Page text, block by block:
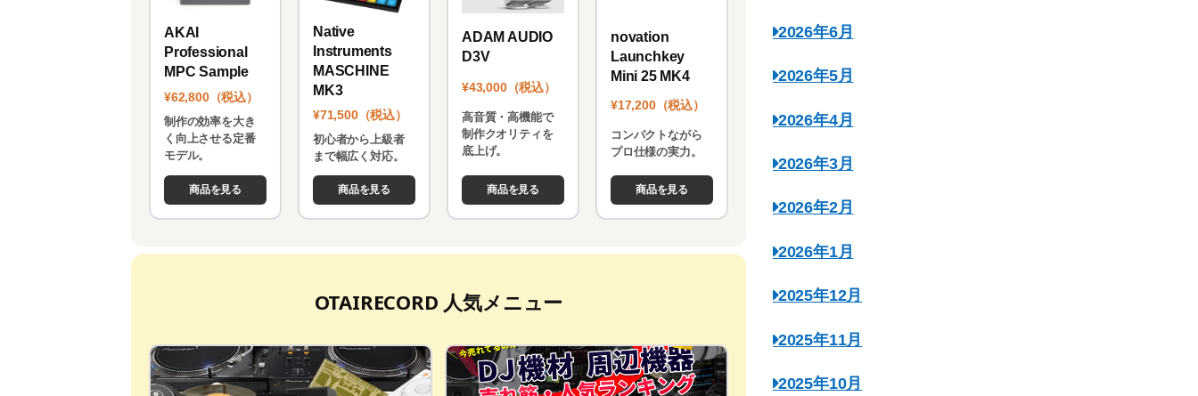
AKAI
Professional
MPC Sample
¥62,800（税込）
制作の効率を大き
く向上させる定番
モデル。
商品を見る
Native
Instruments
MASCHINE
MK3
¥71,500（税込）
初心者から上級者
まで幅広く対応。
商品を見る
ADAM AUDIO
D3V
¥43,000（税込）
高音質・高機能で
制作クオリティを
底上げ。
商品を見る
novation
Launchkey
Mini 25 MK4
¥17,200（税込）
コンパクトながら
プロ仕様の実力。
商品を見る
OTAIRECORD 人気メニュー
2026年6月
2026年5月
2026年4月
2026年3月
2026年2月
2026年1月
2025年12月
2025年11月
2025年10月